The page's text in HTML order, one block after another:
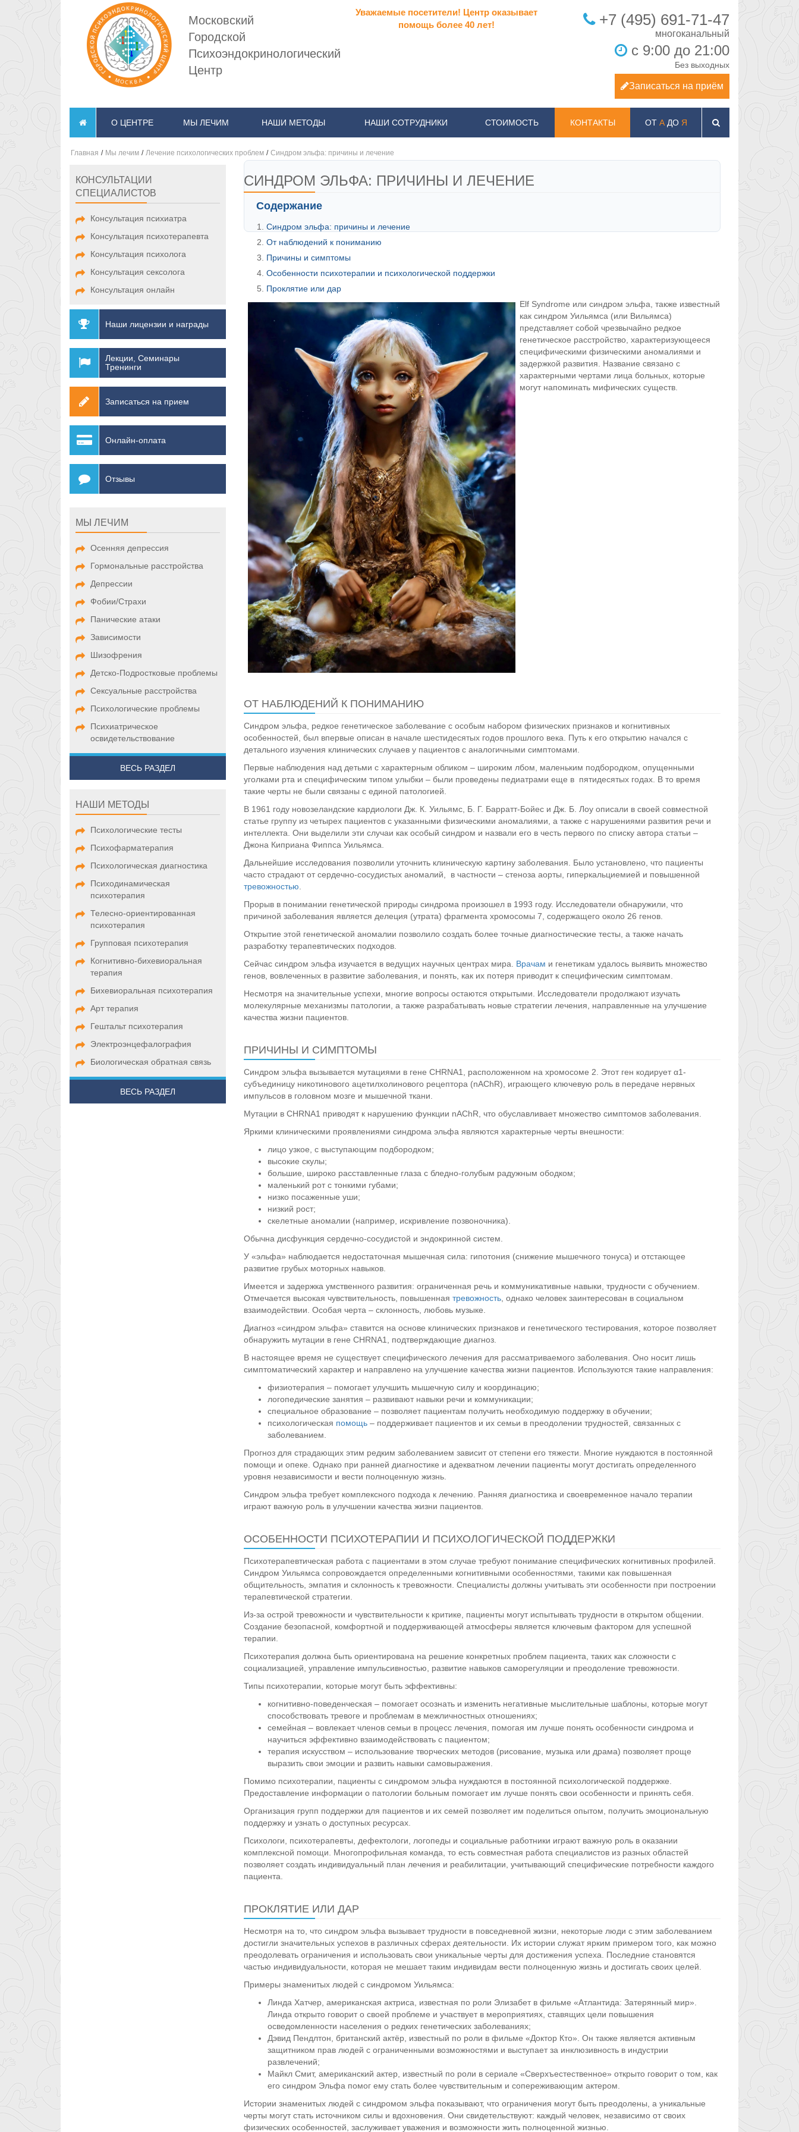
Московский
Городской
Психоэндокринологический
Центр
Уважаемые посетители! Центр оказывает
помощь более 40 лет!
+7 (495) 691-71-47
с 9:00 до 21:00
Без выходных
Записаться на приём
О ЦЕНТРЕ МЫ ЛЕЧИМ НАШИ МЕТОДЫ НАШИ СОТРУДНИКИ СТОИМОСТЬ КОНТАКТЫ ОТ АДО Я
Главная / Мы лечим / Лечение психологических проблем / Синдром эльфа: причины и лечение
КОНСУЛЬТАЦИИ
СПЕЦИАЛИСТОВ
Консультация психиатра
Консультация психотерапевта
Консультация психолога
Консультация сексолога
Консультация онлайн
Наши лицензии и награды
Лекции, Семинары
Тренинги
Записаться на прием
Онлайн-оплата
Отзывы
МЫ ЛЕЧИМ
Осенняя депрессия
Гормональные расстройства
Депрессии
Фобии/Страхи
Панические атаки
Зависимости
Шизофрения
Детско-Подростковые проблемы
Сексуальные расстройства
Психологические проблемы
Психиатрическое
освидетельствование
ВЕСЬ РАЗДЕЛ
НАШИ МЕТОДЫ
Психологические тесты
Психофарматерапия
Психологическая диагностика
Психодинамическая
психотерапия
Телесно-ориентированная
психотерапия
Групповая психотерапия
Когнитивно-бихевиоральная
терапия
Бихевиоральная психотерапия
Арт терапия
Гештальт психотерапия
Электроэнцефалография
Биологическая обратная связь
ВЕСЬ РАЗДЕЛ
СИНДРОМ ЭЛЬФА: ПРИЧИНЫ И ЛЕЧЕНИЕ
Содержание
Синдром эльфа: причины и лечение
От наблюдений к пониманию
Причины и симптомы
Особенности психотерапии и психологической поддержки
Проклятие или дар
Elf Syndrome или синдром эльфа, также известный
как синдром Уильямса (или Вильямса)
представляет собой чрезвычайно редкое
генетическое расстройство, характеризующееся
специфическими физическими аномалиями и
задержкой развития. Название связано с
характерными чертами лица больных, которые
могут напоминать мифических существ.
ОТ НАБЛЮДЕНИЙ К ПОНИМАНИЮ
Синдром эльфа, редкое генетическое заболевание с особым набором физических признаков и когнитивных
особенностей, был впервые описан в начале шестидесятых годов прошлого века. Путь к его открытию начался с
детального изучения клинических случаев у пациентов с аналогичными симптомами.
Первые наблюдения над детьми с характерным обликом – широким лбом, маленьким подбородком, опущенными
уголками рта и специфическим типом улыбки – были проведены педиатрами еще в пятидесятых годах. В то время
такие черты не были связаны с единой патологией.
В 1961 году новозеландские кардиологи Дж. К. Уильямс, Б. Г. Барратт-Бойес и Дж. Б. Лоу описали в своей совместной
статье группу из четырех пациентов с указанными физическими аномалиями, а также с нарушениями развития речи и
интеллекта. Они выделили эти случаи как особый синдром и назвали его в честь первого по списку автора статьи –
Джона Киприана Фиппса Уильямса.
Дальнейшие исследования позволили уточнить клиническую картину заболевания. Было установлено, что пациенты
часто страдают от сердечно-сосудистых аномалий, в частности – стеноза аорты, гиперкальциемией и повышенной
тревожностью
Прорыв в понимании генетической природы синдрома произошел в 1993 году. Исследователи обнаружили, что
причиной заболевания является делеция (утрата) фрагмента хромосомы 7, содержащего около 26 генов.
Открытие этой генетической аномалии позволило создать более точные диагностические тесты, а также начать
разработку терапевтических подходов.
Сейчас синдром эльфа изучается в ведущих научных центрах мира. Врачам и генетикам удалось выявить множество
генов, вовлеченных в развитие заболевания, и понять, как их потеря приводит к специфическим симптомам.
Несмотря на значительные успехи, многие вопросы остаются открытыми. Исследователи продолжают изучать
молекулярные механизмы патологии, а также разрабатывать новые стратегии лечения, направленные на улучшение
качества жизни пациентов.
ПРИЧИНЫ И СИМПТОМЫ
Синдром эльфа вызывается мутациями в гене CHRNA1, расположенном на хромосоме 2. Этот ген кодирует α1-
субъединицу никотинового ацетилхолинового рецептора (nAChR), играющего ключевую роль в передаче нервных
импульсов в головном мозге и мышечной ткани.
Мутации в CHRNA1 приводят к нарушению функции nAChR, что обуславливает множество симптомов заболевания.
Яркими клиническими проявлениями синдрома эльфа являются характерные черты внешности:
лицо узкое, с выступающим подбородком;
высокие скулы;
большие, широко расставленные глаза с бледно-голубым радужным ободком;
маленький рот с тонкими губами;
низко посаженные уши;
низкий рост;
скелетные аномалии (например, искривление позвоночника).
Обычна дисфункция сердечно-сосудистой и эндокринной систем.
У «эльфа» наблюдается недостаточная мышечная сила: гипотония (снижение мышечного тонуса) и отстающее
развитие грубых моторных навыков.
Имеется и задержка умственного развития: ограниченная речь и коммуникативные навыки, трудности с обучением.
Отмечается высокая чувствительность, повышенная тревожность, однако человек заинтересован в социальном
взаимодействии. Особая черта – склонность, любовь музыке.
Диагноз «синдром эльфа» ставится на основе клинических признаков и генетического тестирования, которое позволяет
обнаружить мутации в гене CHRNA1, подтверждающие диагноз.
В настоящее время не существует специфического лечения для рассматриваемого заболевания. Оно носит лишь
симптоматический характер и направлено на улучшение качества жизни пациентов. Используются такие направления:
физиотерапия – помогает улучшить мышечную силу и координацию;
логопедические занятия – развивают навыки речи и коммуникации;
специальное образование – позволяет пациентам получить необходимую поддержку в обучении;
психологическая помощь– поддерживает пациентов и их семьи в преодолении трудностей, связанных с
заболеванием.
Прогноз для страдающих этим редким заболеванием зависит от степени его тяжести. Многие нуждаются в постоянной
помощи и опеке. Однако при ранней диагностике и адекватном лечении пациенты могут достигать определенного
уровня независимости и вести полноценную жизнь.
Синдром эльфа требует комплексного подхода к лечению. Ранняя диагностика и своевременное начало терапии
играют важную роль в улучшении качества жизни пациентов.
ОСОБЕННОСТИ ПСИХОТЕРАПИИ И ПСИХОЛОГИЧЕСКОЙ ПОДДЕРЖКИ
Психотерапевтическая работа с пациентами в этом случае требуют понимание специфических когнитивных профилей.
Синдром Уильямса сопровождается определенными когнитивными особенностями, такими как повышенная
общительность, эмпатия и склонность к тревожности. Специалисты должны учитывать эти особенности при построении
терапевтической стратегии.
Из-за острой тревожности и чувствительности к критике, пациенты могут испытывать трудности в открытом общении.
Создание безопасной, комфортной и поддерживающей атмосферы является ключевым фактором для успешной
терапии.
Психотерапия должна быть ориентирована на решение конкретных проблем пациента, таких как сложности с
социализацией, управление импульсивностью, развитие навыков саморегуляции и преодоление тревожности.
Типы психотерапии, которые могут быть эффективны:
когнитивно-поведенческая – помогает осознать и изменить негативные мыслительные шаблоны, которые могут
способствовать тревоге и проблемам в межличностных отношениях;
семейная – вовлекает членов семьи в процесс лечения, помогая им лучше понять особенности синдрома и
научиться эффективно взаимодействовать с пациентом;
терапия искусством – использование творческих методов (рисование, музыка или драма) позволяет проще
выразить свои эмоции и развить навыки самовыражения.
Помимо психотерапии, пациенты с синдромом эльфа нуждаются в постоянной психологической поддержке.
Предоставление информации о патологии больным помогает им лучше понять свои особенности и принять себя.
Организация групп поддержки для пациентов и их семей позволяет им поделиться опытом, получить эмоциональную
поддержку и узнать о доступных ресурсах.
Психологи, психотерапевты, дефектологи, логопеды и социальные работники играют важную роль в оказании
комплексной помощи. Многопрофильная команда, то есть совместная работа специалистов из разных областей
позволяет создать индивидуальный план лечения и реабилитации, учитывающий специфические потребности каждого
пациента.
ПРОКЛЯТИЕ ИЛИ ДАР
Несмотря на то, что синдром эльфа вызывает трудности в повседневной жизни, некоторые люди с этим заболеванием
достигли значительных успехов в различных сферах деятельности. Их истории служат ярким примером того, как можно
преодолевать ограничения и использовать свои уникальные черты для достижения успеха. Последние становятся
частью индивидуальности, которая не мешает таким индивидам вести полноценную жизнь и достигать своих целей.
Примеры знаменитых людей с синдромом Уильямса:
Линда Хатчер, американская актриса, известная по роли Элизабет в фильме «Атлантида: Затерянный мир».
Линда открыто говорит о своей проблеме и участвует в мероприятиях, ставящих цели повышения
осведомленности населения о редких генетических заболеваниях;
Дэвид Пендлтон, британский актёр, известный по роли в фильме «Доктор Кто». Он также является активным
защитником прав людей с ограниченными возможностями и выступает за инклюзивность в индустрии
развлечений;
Майкл Смит, американский актер, известный по роли в сериале «Сверхъестественное» открыто говорит о том, как
его синдром Эльфа помог ему стать более чувствительным и сопереживающим актером.
Истории знаменитых людей с синдромом эльфа показывают, что ограничения могут быть преодолены, а уникальные
черты могут стать источником силы и вдохновения. Они свидетельствуют: каждый человек, независимо от своих
физических особенностей, заслуживает уважения и возможности жить полноценной жизнью.